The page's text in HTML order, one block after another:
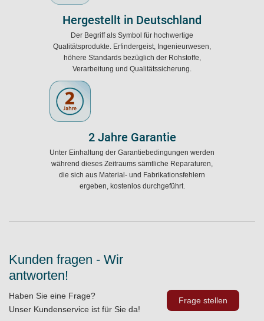
Hergestellt in Deutschland
Der Begriff als Symbol für hochwertige
Qualitätsprodukte. Erfindergeist, Ingenieurwesen,
höhere Standards bezüglich der Rohstoffe,
Verarbeitung und Qualitätssicherung.
2 Jahre Garantie
Unter Einhaltung der Garantiebedingungen werden
während dieses Zeitraums sämtliche Reparaturen,
die sich aus Material- und Fabrikationsfehlern
ergeben, kostenlos durchgeführt.
Kunden fragen - Wir
antworten!
Haben Sie eine Frage?
Unser Kundenservice ist für Sie da!
Frage stellen